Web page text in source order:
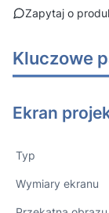
Zapytaj o
Kluczowe
Ekran
Typ
Wymiary ekranu